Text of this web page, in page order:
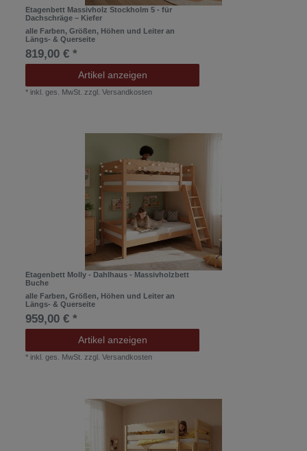
Etagenbett Massivholz Stockholm 5 - für
Dachschräge – Kiefer
alle Farben, Größen, Höhen und Leiter an
Längs- & Querseite
819,00 € *
Artikel anzeigen
* inkl. ges. MwSt. zzgl.Versandkosten
Etagenbett Molly - Dahlhaus - Massivholzbett
Buche
alle Farben, Größen, Höhen und Leiter an
Längs- & Querseite
959,00 € *
Artikel anzeigen
* inkl. ges. MwSt. zzgl.Versandkosten